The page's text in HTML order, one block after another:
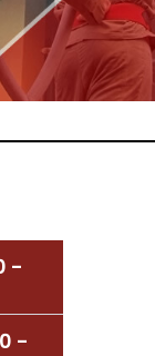
-
-